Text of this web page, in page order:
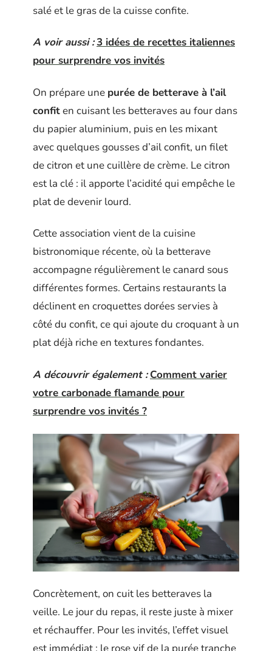
salé et le gras de la cuisse confite.
A voir aussi :3 idées de recettes italiennes
pour surprendre vos invités
On prépare une purée de betterave à l’ail
confiten cuisant les betteraves au four dans
du papier aluminium, puis en les mixant
avec quelques gousses d’ail confit, un filet
de citron et une cuillère de crème. Le citron
est la clé : il apporte l’acidité qui empêche le
plat de devenir lourd.
Cette association vient de la cuisine
bistronomique récente, où la betterave
accompagne régulièrement le canard sous
différentes formes. Certains restaurants la
déclinent en croquettes dorées servies à
côté du confit, ce qui ajoute du croquant à un
plat déjà riche en textures fondantes.
A découvrir également : Comment varier
votre carbonade flamande pour
surprendre vos invités ?
Concrètement, on cuit les betteraves la
veille. Le jour du repas, il reste juste à mixer
et réchauffer. Pour les invités, l’effet visuel